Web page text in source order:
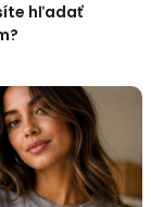
hľadať